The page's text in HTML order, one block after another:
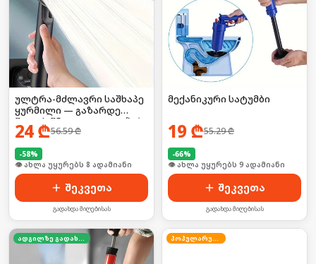
ულტრა-მძლავრი საშხაპე
ყურმილი — გაზარდე
წყლის წნევა 300%-ით! 🚀💧
24₾56.59₾
-58%
🛒 ბოლო 24სთ-ში იყიდა 11-მა
შეკვეთა
გადახდა მიღებისას
მექანიკური სატუმბი
19 ₾55.29₾
-66%
🛒 ბოლო 24სთ-ში იყიდა 10-მა
შეკვეთა
გადახდა მიღებისას
ადგილზე გადახდა პოპულარული